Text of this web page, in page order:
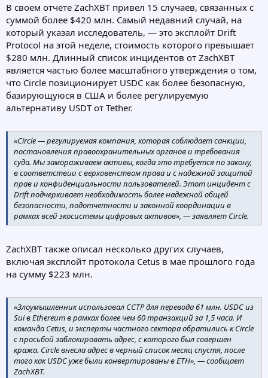
В своем отчете ZachXBT привел 15 случаев, связанных с
суммой более $420 млн. Самый недавний случай, на
который указал исследователь, — это эксплойт Drift
Protocol на этой неделе, стоимость которого превышает
$280 млн. Длинный список инцидентов от ZachXBT
является частью более масштабного утверждения о том,
что Circle позиционирует USDC как более безопасную,
базирующуюся в США и более регулируемую
альтернативу USDT от Tether.
«Circle — регулируемая компания, которая соблюдает санкции,
постановления правоохранительных органов и требования
суда. Мы замораживаем активы, когда это требуется по закону,
в соответствии с верховенством права и с надежной защитой
прав и конфиденциальности пользователей. Этот инцидент с
Drift подчеркивает необходимость более надежной общей
безопасности, подотчетности и законной координации в
рамках всей экосистемы цифровых активов», — заявляет Circle.
ZachXBT также описал несколько других случаев,
включая эксплойт протокола Cetus в мае прошлого года
на сумму $223 млн.
«Злоумышленник использовал CCTP для перевода 61 млн. USDC из
Sui в Ethereum в рамках более чем 60 транзакций за 1,5 часа. И
команда Cetus, и эксперты частного сектора обратились к Circle
с просьбой заблокировать адрес, с которого был совершен
кража. Circle внесла адрес в черный список месяц спустя, после
того как USDC уже были конвертированы в ETH», — сообщает
ZachXBT.